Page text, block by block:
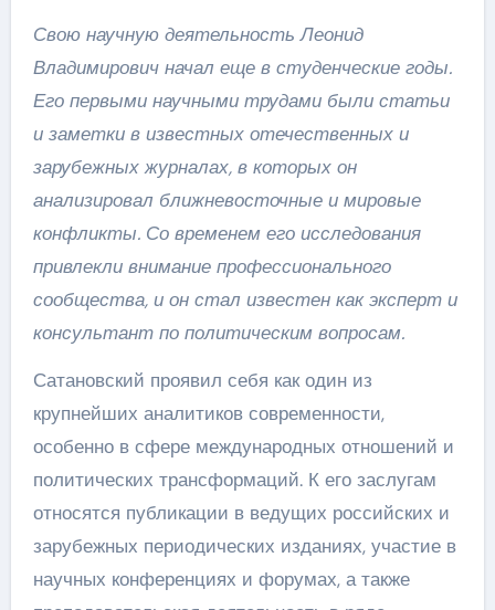
Свою научную деятельность Леонид
Владимирович начал еще в студенческие годы.
Его первыми научными трудами были статьи
и заметки в известных отечественных и
зарубежных журналах, в которых он
анализировал ближневосточные и мировые
конфликты. Со временем его исследования
привлекли внимание профессионального
сообщества, и он стал известен как эксперт и
консультант по политическим вопросам.
Сатановский проявил себя как один из
крупнейших аналитиков современности,
особенно в сфере международных отношений и
политических трансформаций. К его заслугам
относятся публикации в ведущих российских и
зарубежных периодических изданиях, участие в
научных конференциях и форумах, а также